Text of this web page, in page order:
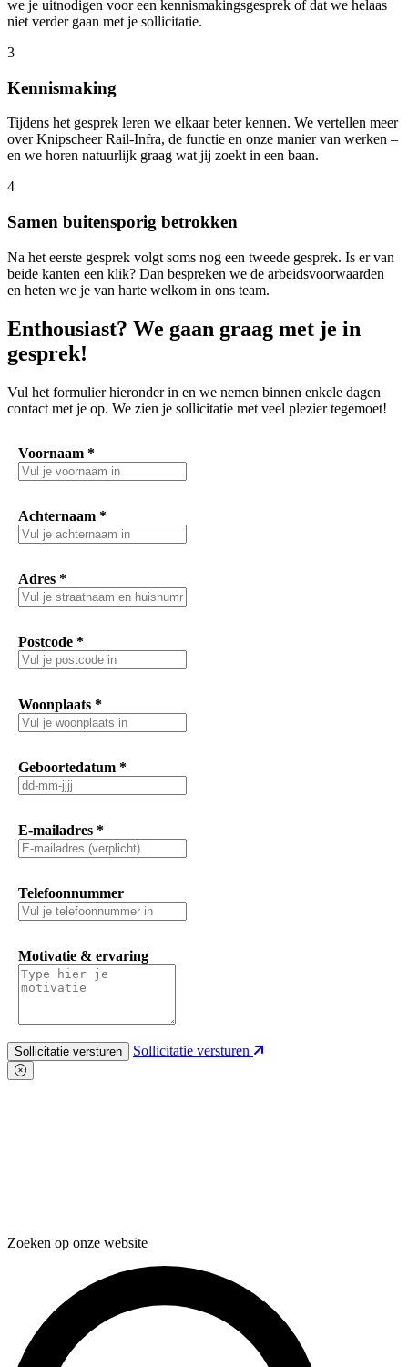
we je uitnodigen voor een kennismakingsgesprek of dat we helaas
niet verder gaan met je sollicitatie.
3
Kennismaking
Tijdens het gesprek leren we elkaar beter kennen. We vertellen meer
over Knipscheer Rail-Infra, de functie en onze manier van werken –
en we horen natuurlijk graag wat jij zoekt in een baan.
4
Samen buitensporig betrokken
Na het eerste gesprek volgt soms nog een tweede gesprek. Is er van
beide kanten een klik? Dan bespreken we de arbeidsvoorwaarden
en heten we je van harte welkom in ons team.
Enthousiast? We gaan graag met je in
gesprek!
Vul het formulier hieronder in en we nemen binnen enkele dagen
contact met je op. We zien je sollicitatie met veel plezier tegemoet!
Voornaam *
Achternaam *
Adres *
Postcode *
Woonplaats *
Geboortedatum *
E-mailadres *
Telefoonnummer
Motivatie & ervaring
Sollicitatie versturen
Zoeken op onze website